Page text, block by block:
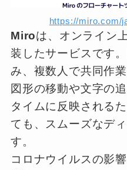
https://miro.com/
Miroは、オンライン
装したサービスです
み、複数人で共同作
図形の移動や文字の
タイムに反映される
ても、スムーズなデ
す。
コロナウイルスの影